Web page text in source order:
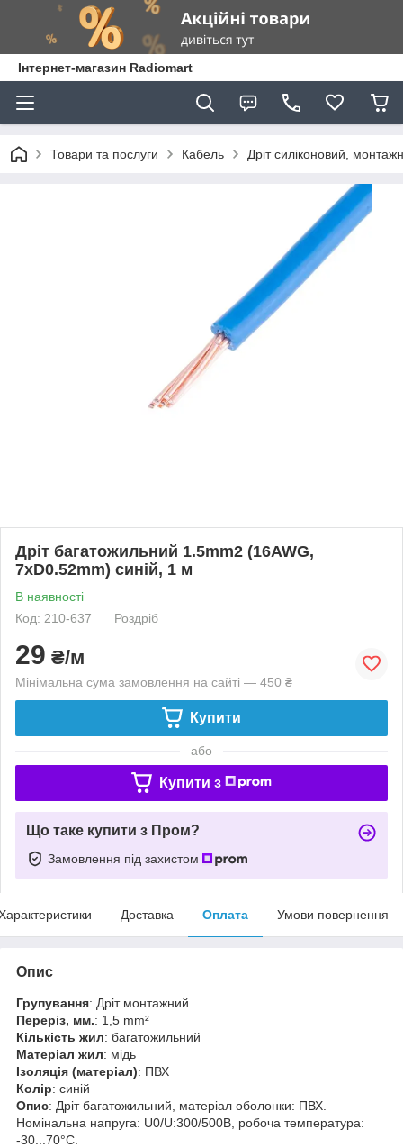
Інтернет-магазин Radiomart
Товари та послуги Кабель Дріт силіконовий,
Дріт багатожильний 1.5mm2 (16AWG,
7xD0.52mm) синій, 1 м
В наявності
Код: 210-637
Роздріб
29 ₴/м
Мінімальна сума замовлення на сайті — 450 ₴
Купити
або
Купити з
Що таке купити з Пром?
Замовлення під захистом
Доставка Оплата Умови повернення
Опис
Групування: Дріт монтажний
Переріз, мм.: 1,5 mm²
Кількість жил: багатожильний
Матеріал жил: мідь
Ізоляція (матеріал): ПВХ
Колір: синій
Опис: Дріт багатожильний, матеріал оболонки: ПВХ.
Номінальна напруга: U0/U:300/500В, робоча температура:
-30...70°C.